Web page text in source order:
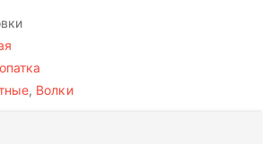
, Волки